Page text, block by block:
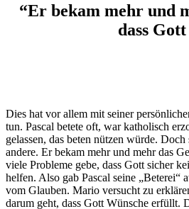
“Er bekam mehr und
dass
Dies hat vor allem mit seiner
tun. Pascal betete oft, war katholisch
gelassen, das beten nützen würde.
andere. Er bekam mehr und mehr das
viele Probleme gebe, dass Gott sicher
helfen. Also gab Pascal seine „Beterei“
vom Glauben. Mario versucht zu
darum geht, dass Gott Wünsche erfüllt.